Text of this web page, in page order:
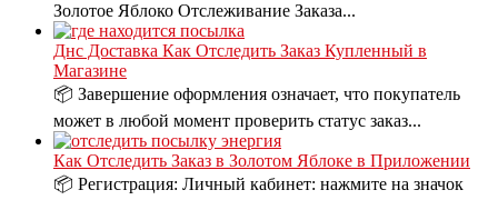
Золотое Яблоко Отслеживание Заказа...
Днс Доставка Как Отследить Заказ Купленный в
Магазине
📦 Завершение оформления означает, что покупатель
может в любой момент проверить статус заказ...
Как Отследить Заказ в Золотом Яблоке в Приложении
📦 Регистрация: Личный кабинет: нажмите на значок